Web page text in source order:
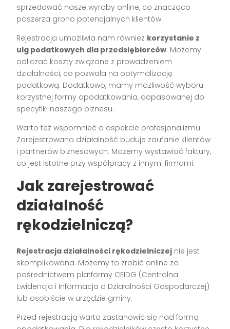
sprzedawać nasze wyroby online, co znacząco
poszerza grono potencjalnych klientów.
Rejestracja umożliwia nam również korzystanie z
ulg podatkowych dla przedsiębiorców. Możemy
odliczać koszty związane z prowadzeniem
działalności, co pozwala na optymalizację
podatkową. Dodatkowo, mamy możliwość wyboru
korzystnej formy opodatkowania, dopasowanej do
specyfiki naszego biznesu.
Warto też wspomnieć o aspekcie profesjonalizmu.
Zarejestrowana działalność buduje zaufanie klientów
i partnerów biznesowych. Możemy wystawiać faktury,
co jest istotne przy współpracy z innymi firmami.
Jak zarejestrować
działalność
rękodzielniczą?
Rejestracja działalności rękodzielniczej nie jest
skomplikowana. Możemy to zrobić online za
pośrednictwem platformy CEIDG (Centralna
Ewidencja i Informacja o Działalności Gospodarczej)
lub osobiście w urzędzie gminy.
Przed rejestracją warto zastanowić się nad formą